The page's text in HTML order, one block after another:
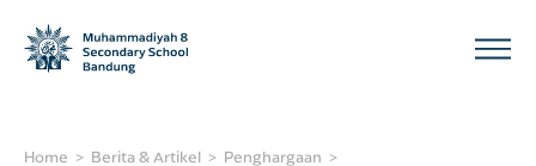
Home Berita & Artikel Penghargaan